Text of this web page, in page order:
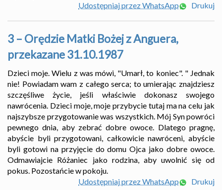
Udostępniaj przez WhatsApp
Drukuj
3 – Orędzie Matki Bożej z Anguera,
przekazane 31.10.1987
Dzieci moje. Wielu z was mówi, "Umarł, to koniec". " Jednak
nie! Powiadam wam z całego serca; to umierając znajdziesz
szczęśliwe życie, jeśli właściwie dokonasz swojego
nawrócenia. Dzieci moje, moje przybycie tutaj ma na celu jak
najszybsze przygotowanie was wszystkich. Mój Syn powróci
pewnego dnia, aby zebrać dobre owoce. Dlatego pragnę,
abyście byli przygotowani, całkowicie nawróceni, abyście
byli gotowi na przyjęcie do domu Ojca jako dobre owoce.
Odmawiajcie Różaniec jako rodzina, aby uwolnić się od
pokus. Pozostańcie w pokoju.
Udostępniaj przez WhatsApp
Drukuj